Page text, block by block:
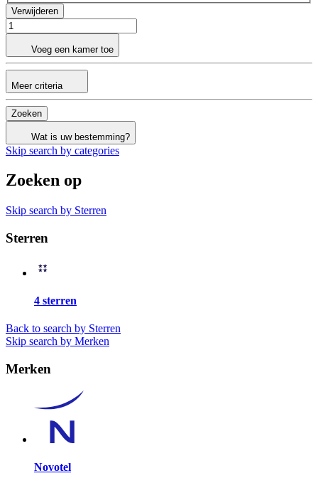
Verwijderen
Voeg een kamer toe
Meer criteria
Zoeken
Wat is uw bestemming?
Skip search by categories
Zoeken op
Skip search by Sterren
Sterren
4 sterren
Back to search by Sterren
Skip search by Merken
Merken
Novotel